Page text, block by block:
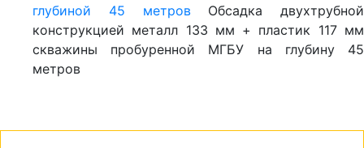
глубиной 45 метров
Обсадка двухтрубной
конструкцией металл 133 мм + пластик 117 мм
скважины пробуренной МГБУ на глубину 45
метров